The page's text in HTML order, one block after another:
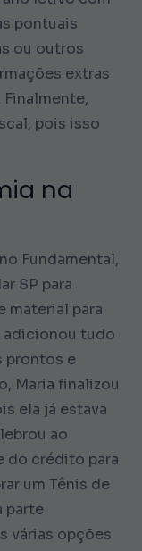
pontuais
ou outros
extras
pois isso
na
Fundamental,
SP para
material para
adicionou tudo
prontos e
Maria finalizou
ela já estava
ao
do crédito para
um Tênis de
parte
várias opções